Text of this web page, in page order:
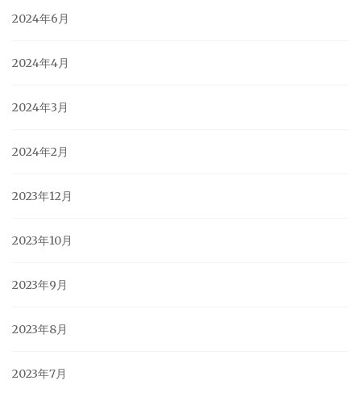
2024年6月
2024年4月
2024年3月
2024年2月
2023年12月
2023年10月
2023年9月
2023年8月
2023年7月